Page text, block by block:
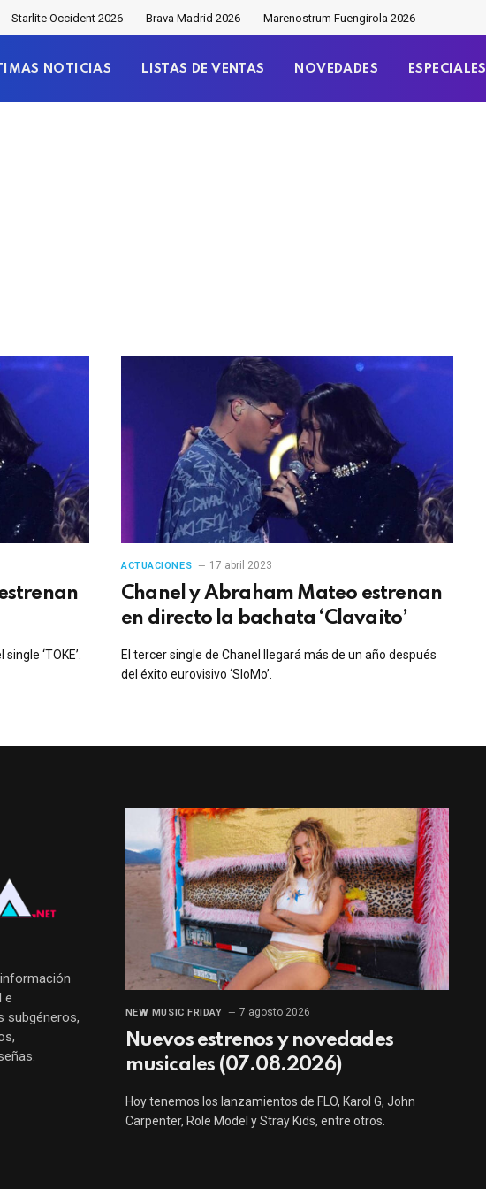
Starlite Occident 2026 Brava Madrid 2026 Marenostrum Fuengirola 2026
NOTICIAS LISTAS DE VENTAS NOVEDADES ESPECIALES
‘TOKE’.
ACTUACIONES 17 abril 2023
Chanel y Abraham Mateo estrenan
en directo la bachata ‘Clavaito’
El tercer single de Chanel llegará más de un año después
del éxito eurovisivo ‘SloMo’.
e
subgéneros,
NEW MUSIC FRIDAY 7 agosto 2026
Nuevos estrenos y novedades
musicales (07.08.2026)
Hoy tenemos los lanzamientos de FLO, Karol G, John
Carpenter, Role Model y Stray Kids, entre otros.